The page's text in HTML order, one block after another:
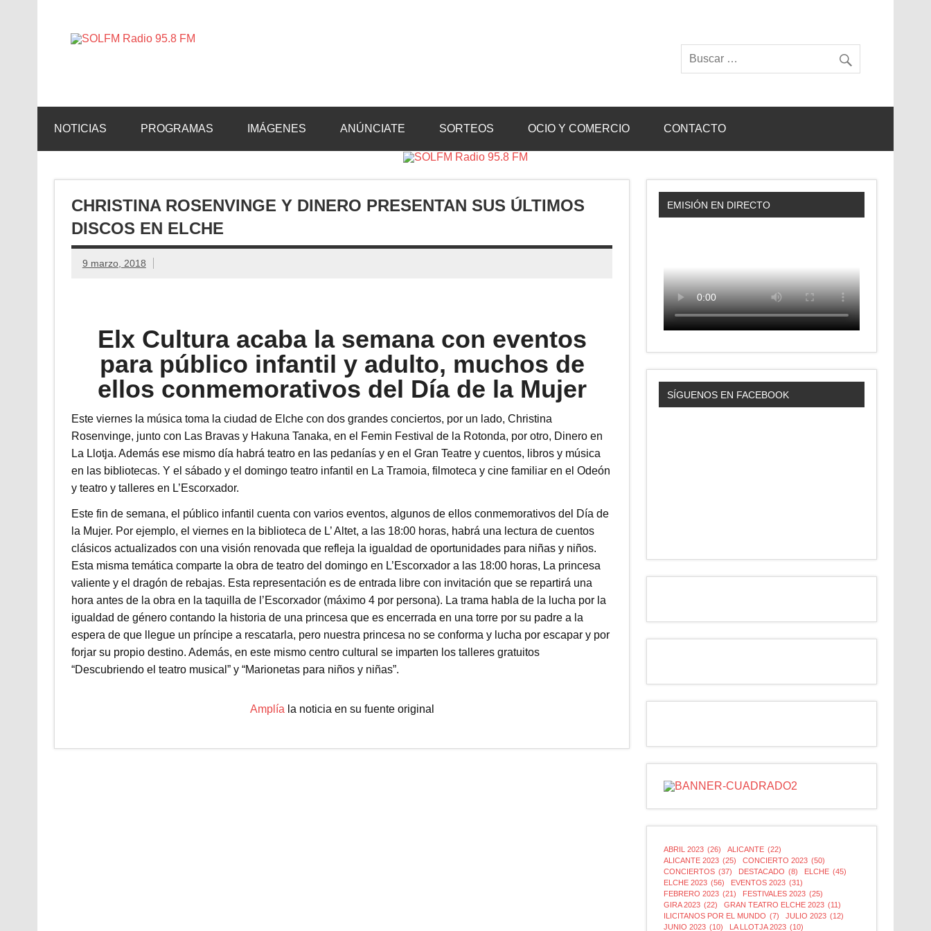
NOTICIAS PROGRAMAS IMÁGENES ANÚNCIATE SORTEOS OCIO Y COMERCIO CONTACTO
CHRISTINA ROSENVINGE Y DINERO PRESENTAN SUS ÚLTIMOS
DISCOS EN ELCHE
9 marzo, 2018
Elx Cultura acaba la semana con eventos
para público infantil y adulto, muchos de
ellos conmemorativos del Día de la Mujer
Este viernes la música toma la ciudad de Elche con dos grandes conciertos, por un lado, Christina
Rosenvinge, junto con Las Bravas y Hakuna Tanaka, en el Femin Festival de la Rotonda, por otro, Dinero en
La Llotja. Además ese mismo día habrá teatro en las pedanías y en el Gran Teatre y cuentos, libros y música
en las bibliotecas. Y el sábado y el domingo teatro infantil en La Tramoia, filmoteca y cine familiar en el Odeón
y teatro y talleres en L’Escorxador.
Este fin de semana, el público infantil cuenta con varios eventos, algunos de ellos conmemorativos del Día de
la Mujer. Por ejemplo, el viernes en la biblioteca de L’ Altet, a las 18:00 horas, habrá una lectura de cuentos
clásicos actualizados con una visión renovada que refleja la igualdad de oportunidades para niñas y niños.
Esta misma temática comparte la obra de teatro del domingo en L’Escorxador a las 18:00 horas, La princesa
valiente y el dragón de rebajas. Esta representación es de entrada libre con invitación que se repartirá una
hora antes de la obra en la taquilla de l’Escorxador (máximo 4 por persona). La trama habla de la lucha por la
igualdad de género contando la historia de una princesa que es encerrada en una torre por su padre a la
espera de que llegue un príncipe a rescatarla, pero nuestra princesa no se conforma y lucha por escapar y por
forjar su propio destino. Además, en este mismo centro cultural se imparten los talleres gratuitos
“Descubriendo el teatro musical” y “Marionetas para niños y niñas”.
Amplía la noticia en su fuente original
EMISIÓN EN DIRECTO
SÍGUENOS EN FACEBOOK
ABRIL 2023 (26) ALICANTE (22)
ALICANTE 2023 (25) CONCIERTO 2023 (50)
CONCIERTOS (37) DESTACADO (8) ELCHE (45)
ELCHE 2023 (56) EVENTOS 2023 (31)
FEBRERO 2023 (21) FESTIVALES 2023 (25)
GIRA 2023 (22) GRAN TEATRO ELCHE 2023 (11)
ILICITANOS POR EL MUNDO (7) JULIO 2023 (12)
JUNIO 2023 (10) LA LLOTJA 2023 (10)